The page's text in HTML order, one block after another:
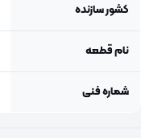
کشور سازنده
نام قطعه
شماره فنی